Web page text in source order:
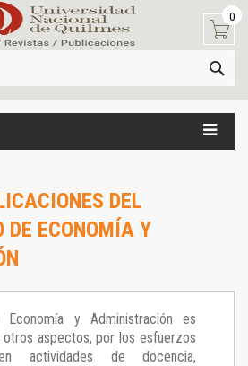
0
DEL
DE ECONOMÍA Y
Economía y Administración es
aspectos, por los esfuerzos
actividades de docencia,